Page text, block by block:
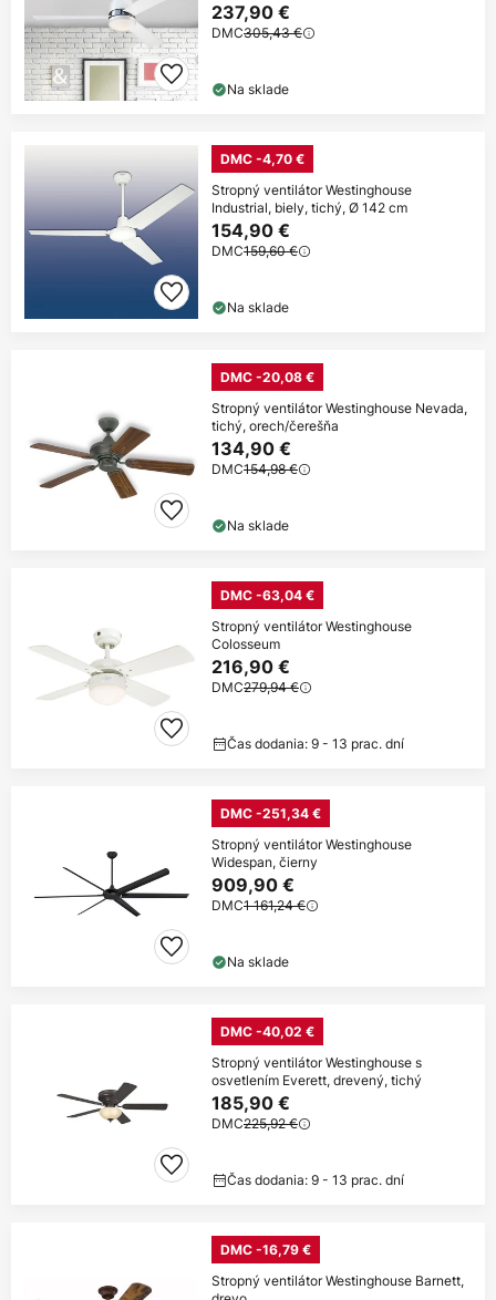
237,90 €
DMC305,43 €
Na sklade
DMC -4,70 €
Stropný ventilátor Westinghouse
Industrial, biely, tichý, Ø 142 cm
154,90 €
DMC159,60 €
Na sklade
DMC -20,08 €
Stropný ventilátor Westinghouse Nevada,
tichý, orech/čerešňa
134,90 €
DMC154,98 €
Na sklade
DMC -63,04 €
Stropný ventilátor Westinghouse
Colosseum
216,90 €
DMC279,94 €
Čas dodania: 9 - 13 prac. dní
DMC -251,34 €
Stropný ventilátor Westinghouse
Widespan, čierny
909,90 €
DMC1 161,24 €
Na sklade
DMC -40,02 €
Stropný ventilátor Westinghouse s
osvetlením Everett, drevený, tichý
185,90 €
DMC225,92 €
Čas dodania: 9 - 13 prac. dní
DMC -16,79 €
Stropný ventilátor Westinghouse Barnett,